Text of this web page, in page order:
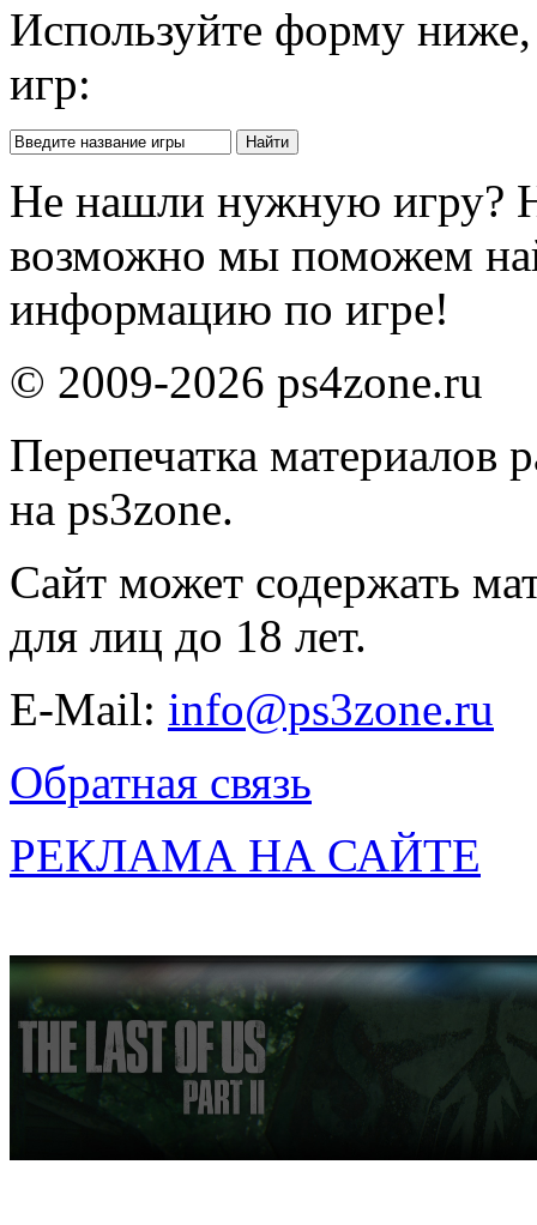
Используйте форму
игр:
Не нашли нужную игру?
возможно мы поможем
информацию по игре!
© 2009-2026 ps4zone.ru
Перепечатка материалов
на ps3zone.
Сайт может содержать
для лиц до 18 лет.
E-Mail: info@ps3zone.ru
Обратная связь
РЕКЛАМА НА САЙТЕ